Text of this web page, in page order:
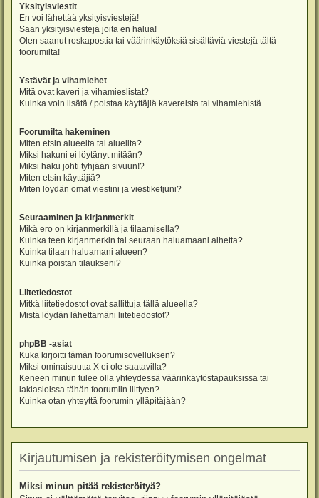
Yksityisviestit
En voi lähettää yksityisviestejä!
Saan yksityisviestejä joita en halua!
Olen saanut roskapostia tai väärinkäytöksiä sisältäviä viestejä tältä
foorumilta!
Ystävät ja vihamiehet
Mitä ovat kaveri ja vihamieslistat?
Kuinka voin lisätä / poistaa käyttäjiä kavereista tai vihamiehistä
Foorumilta hakeminen
Miten etsin alueelta tai alueilta?
Miksi hakuni ei löytänyt mitään?
Miksi haku johti tyhjään sivuun!?
Miten etsin käyttäjiä?
Miten löydän omat viestini ja viestiketjuni?
Seuraaminen ja kirjanmerkit
Mikä ero on kirjanmerkillä ja tilaamisella?
Kuinka teen kirjanmerkin tai seuraan haluamaani aihetta?
Kuinka tilaan haluamani alueen?
Kuinka poistan tilaukseni?
Liitetiedostot
Mitkä liitetiedostot ovat sallittuja tällä alueella?
Mistä löydän lähettämäni liitetiedostot?
phpBB -asiat
Kuka kirjoitti tämän foorumisovelluksen?
Miksi ominaisuutta X ei ole saatavilla?
Keneen minun tulee olla yhteydessä väärinkäytöstapauksissa tai
lakiasioissa tähän foorumiin liittyen?
Kuinka otan yhteyttä foorumin ylläpitäjään?
Kirjautumisen ja rekisteröitymisen ongelmat
Miksi minun pitää rekisteröityä?